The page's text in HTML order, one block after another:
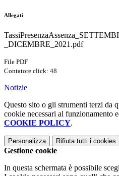
Allegati
_DICEMBRE_2021.pdf
File PDF
Contatore click: 48
Notizie
Questo sito o gli strumenti terzi da
cookie necessari al funzionamento
COOKIE POLICY.
Personalizza Rifiuta tutti i cookies
Gestione cookie
In questa schermata è possibile